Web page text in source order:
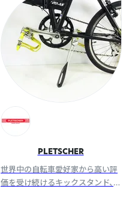
やすいように名付けたブランド。
PLETSCHER
世界中の自転車愛好家から高い評
価を受け続けるキックスタンド、